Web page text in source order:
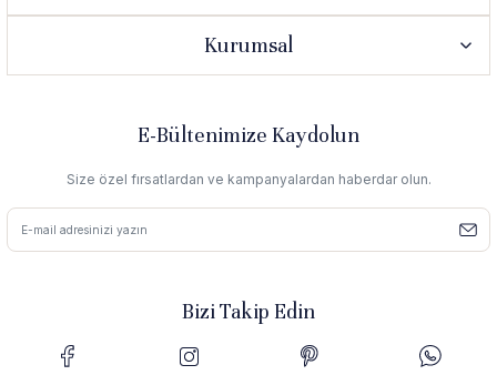
Kurumsal
E-Bültenimize Kaydolun
Size özel fırsatlardan ve kampanyalardan haberdar olun.
Bizi Takip Edin